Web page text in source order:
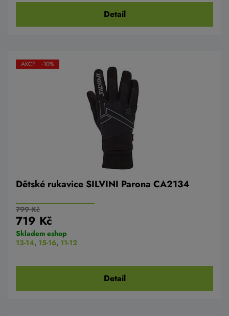
Detail
Dětské rukavice SILVINI Parona CA2134
AKCE -10%
799 Kč
719 Kč
Skladem eshop
13-14, 15-16, 11-12
Detail